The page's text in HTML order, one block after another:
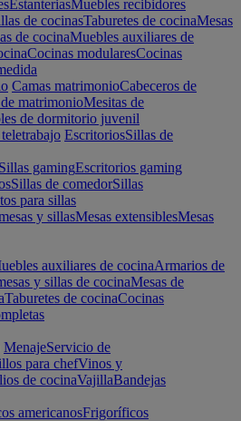
EstanteriasMuebles recibidores
de cocinasTaburetes de cocinaMesas
de cocinaMuebles auxiliares de
Cocinas modularesCocinas
Camas matrimonioCabeceros de
matrimonioMesitas de
de dormitorio juvenil
EscritoriosSillas de
Sillas gamingEscritorios gaming
Sillas de comedorSillas
para sillas
y sillasMesas extensiblesMesas
auxiliares de cocinaArmarios de
y sillas de cocinaMesas de
Taburetes de cocinaCocinas
MenajeServicio de
para chefVinos y
de cocinaVajillaBandejas
americanosFrigoríficos